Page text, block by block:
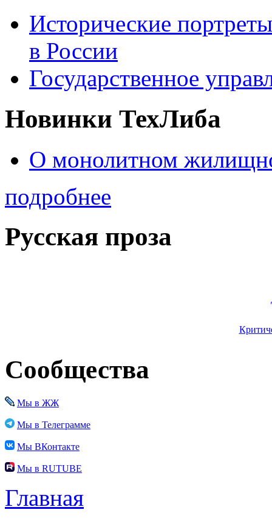
Исторические
в России
Государственное
Новинки ТехЛиба
О монолитном
подробнее
Русская проза
Сообщества
Мы в ЖЖ
Мы в Телеграмме
Мы ВКонтакте
Мы в RUTUBE
Главная